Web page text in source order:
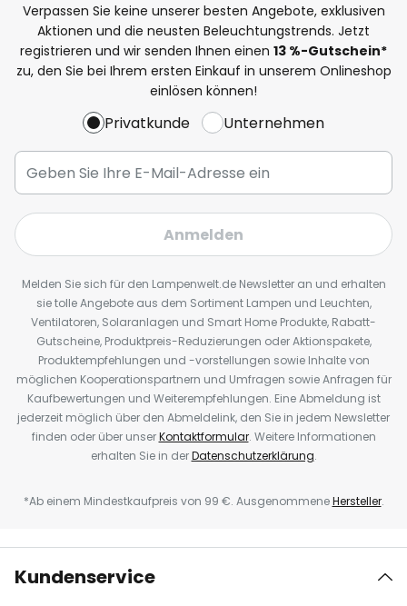
Verpassen Sie keine unserer besten Angebote, exklusiven
Aktionen und die neusten Beleuchtungstrends. Jetzt
registrieren und wir senden Ihnen einen 13 %-Gutschein*
zu, den Sie bei Ihrem ersten Einkauf in unserem Onlineshop
einlösen können!
Privatkunde Unternehmen
Anmelden
Melden Sie sich für den Lampenwelt.de Newsletter an und erhalten
sie tolle Angebote aus dem Sortiment Lampen und Leuchten,
Ventilatoren, Solaranlagen und Smart Home Produkte, Rabatt-
Gutscheine, Produktpreis-Reduzierungen oder Aktionspakete,
Produktempfehlungen und -vorstellungen sowie Inhalte von
möglichen Kooperationspartnern und Umfragen sowie Anfragen für
Kaufbewertungen und Weiterempfehlungen. Eine Abmeldung ist
jederzeit möglich über den Abmeldelink, den Sie in jedem Newsletter
finden oder über unserKontaktformular. Weitere Informationen
erhalten Sie in derDatenschutzerklärung.
*Ab einem Mindestkaufpreis von 99 €. AusgenommeneHersteller.
Kundenservice